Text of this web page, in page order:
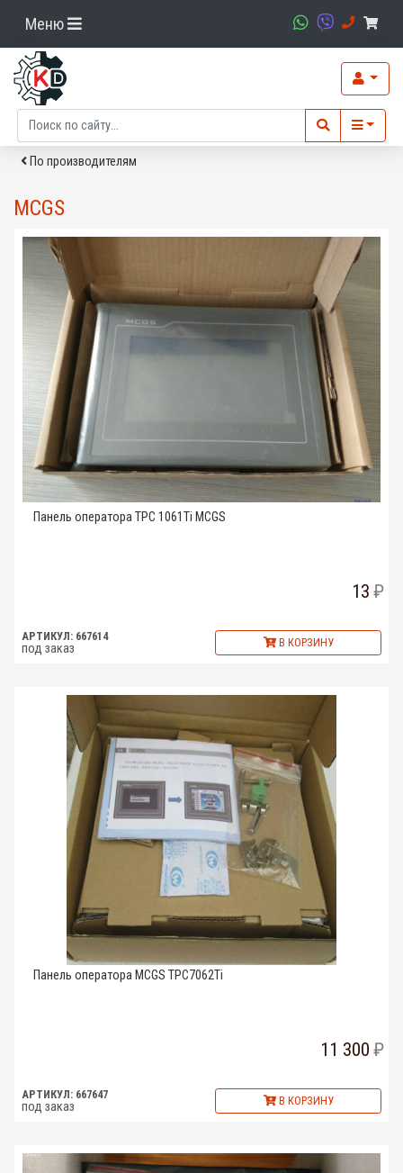
Меню
По производителям
MCGS
Панель оператора TPC 1061Ti MCGS
13
АРТИКУЛ: 667614
под заказ В КОРЗИНУ
Панель оператора MCGS TPC7062Ti
11 300
АРТИКУЛ: 667647
под заказ В КОРЗИНУ